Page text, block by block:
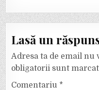
Lasă un
Adresa ta de email nu
obligatorii sunt
Comentariu *